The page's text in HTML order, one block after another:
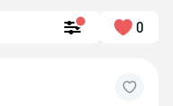
0